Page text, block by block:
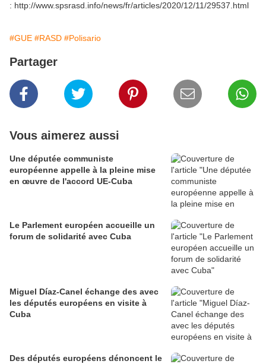
: http://www.spsrasd.info/news/fr/articles/2020/12/11/29537.html
#GUE #RASD #Polisario
Partager
Vous aimerez aussi
Une députée communiste
européenne appelle à la pleine mise
en œuvre de l'accord UE-Cuba
Le Parlement européen accueille un
forum de solidarité avec Cuba
Miguel Díaz-Canel échange des avec
les députés européens en visite à
Cuba
Des députés européens dénoncent le